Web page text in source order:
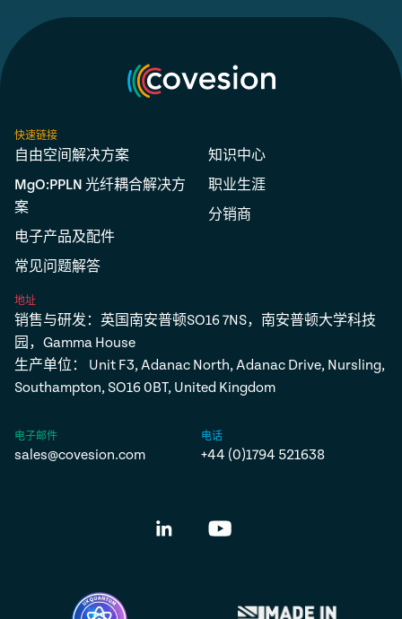
快速链接
自由空间解决方案
MgO:PPLN 光纤耦合解决方
案
电子产品及配件
常见问题解答
知识中心
职业生涯
分销商
地址
销售与研发：英国南安普顿SO16 7NS，南安普顿大学科技
园，Gamma House
生产单位： Unit F3, Adanac North, Adanac Drive, Nursling,
Southampton, SO16 0BT, United Kingdom
电子邮件
sales@covesion.com
电话
+44 (0)1794 521638